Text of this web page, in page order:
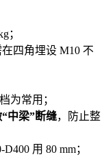
；
四角埋设 M10 不
为常用；
中梁”断缝，防止整
用 80 mm；